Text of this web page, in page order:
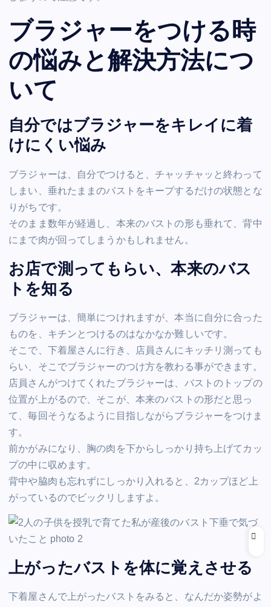
ブラジャーをつける時
の悩みと解決方法につ
いて
自分ではブラジャーをキレイに着
けにくい悩み
ブラジャーは、自分でつけると、チャッチャッと終わって
しまい、垂れたままのバストをキープするだけの状態とな
りがちです。
そのまま数年が経過し、本来のバストの形も垂れて、背中
にまで肉が回ってしまうかもしれません。
お店で測ってもらい、本来のバス
トを知る
ブラジャーは、簡単につけれますが、本当に自分に合った
ものを、キチンとつけるのはなかなか難しいです。
そこで、下着屋さんに行き、店員さんにキッチリ測っても
らい、そこでブラジャーのつけ方を教わる事ができます。
店員さんがつけてくれたブラジャーは、バストのトップの
位置が上がるので、そこが、本来のバストの形だと思っ
て、毎回そうなるように目指しながらブラジャーをつけま
す。
前かがみになり、胸の肉を下からしっかり持ち上げてカッ
プの中に収めます。
背中や脇肉も忘れずにしっかり入れると、2カップほど上
がっているのでビックリしますよ。
上がったバストを体に覚えさせる
下着屋さんで上がったバストをみると、なんだか姿勢がよ